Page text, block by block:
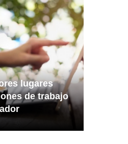
lugares
de trabajo